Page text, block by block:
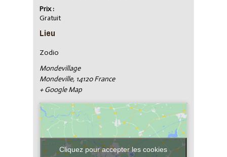
Prix :
Gratuit
Lieu
Zodio
Mondevillage
Mondeville, 14120 France
+ Google Map
Cliquez pour accepter les cookies